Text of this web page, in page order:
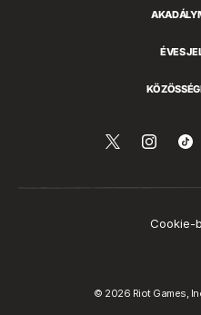
ÉVES
Kövess
Follow
Cookie-
© 2026 Riot Games,